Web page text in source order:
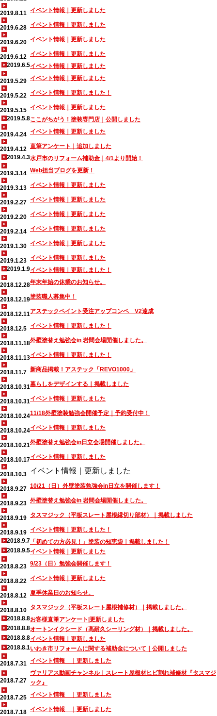
2019.8.11 イベント情報｜更新しました
2019.6.28 イベント情報｜更新しました
2019.6.20 イベント情報｜更新しました
2019.6.12
イベント情報｜更新しました
2019.6.5イベント情報｜更新しました
2019.5.29 イベント情報｜更新しました
2019.5.22 イベント情報｜更新しました！
2019.5.15 イベント情報｜更新しました
2019.5.8ここがちがう！塗装専門店｜公開しました
2019.4.24 イベント情報｜更新しました
2019.4.12 直筆アンケート｜追加しました
2019.4.3水戸市のリフォーム補助金｜4/1より開始！
2019.3.14 Web担当ブログを更新！
2019.3.13 イベント情報｜更新しました
2019.2.27 イベント情報｜更新しました
2019.2.20 イベント情報｜更新しました
2019.2.14 イベント情報｜更新しました
2019.1.30 イベント情報｜更新しました
2019.1.23 イベント情報｜更新しました
2019.1.9イベント情報｜更新しました！
2018.12.28年末年始の休業のお知らせ。
2018.12.19塗装職人募集中！
2018.12.11アステックペイント受注アップコンペ V2達成
2018.12.5 イベント情報｜更新しました！
2018.11.18外壁塗替え勉強会in 岩間会場開催しました。
2018.11.13イベント情報｜更新しました！
2018.11.7 新商品掲載！アステック「REVO1000」
2018.10.31暮らしをデザインする｜掲載しました
2018.10.31イベント情報｜更新しました
2018.10.2411/18外壁塗装勉強会開催予定｜予約受付中！
2018.10.24イベント情報｜更新しました
2018.10.21外壁塗替え勉強会in日立会場開催しました。
2018.10.17イベント情報｜更新しました
2018.10.3 イベント情報｜更新しました
2018.9.27 10/21（日）外壁塗装勉強会in日立を開催します！
2018.9.23 外壁塗替え勉強会in 岩間会場開催しました。
2018.9.19 タスマジック（平板スレート屋根縁切り部材）｜掲載しました
2018.9.19 イベント情報｜更新しました！
2018.9.7 「初めての方必見！」塗装の知恵袋｜掲載しました！
2018.9.5イベント情報｜更新しました
2018.8.23 9/23（日）勉強会開催します！
2018.8.22 イベント情報｜更新しました
2018.8.12 夏季休業日のお知らせ。
2018.8.10 タスマジック（平板スレート屋根補修材）｜掲載しました。
2018.8.8お客様直筆アンケート|更新しました
2018.8.8オートンイクシード（高耐久シーリング材）｜掲載しました。
2018.8.8イベント情報｜更新しました
2018.8.1いわき市リフォームに関する補助金について｜公開しました
2018.7.31 イベント情報 ｜更新しました
2018.7.27
ヴァリアス動画チャンネル｜スレート屋根材ヒビ割れ補修材『タスマジ
ック』
2018.7.25 イベント情報 ｜更新しました
2018.7.18 イベント情報 ｜更新しました